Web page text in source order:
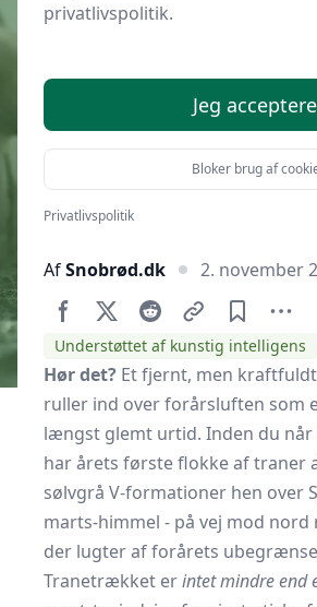
Hvor kan du se
AfSnobrød.dk 2. november
Understøttet af kunstig intelligens
Hør det? Et fjernt, men kraftfuldt
ruller ind over forårsluften som
længst glemt urtid. Inden du
har årets første flokke af traner
sølvgrå V-formationer hen over
marts-himmel - på vej mod nord
der lugter af forårets
Tranetrækket erintet mindre end
privatlivspolitik.
Jeg
Bloker brug af
Privatlivspolitik